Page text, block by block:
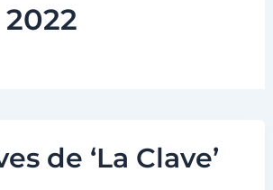
de ‘La Clave’